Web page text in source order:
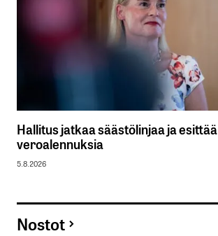
Hallitus jatkaa säästölinjaa ja esittää
veroalennuksia
5.8.2026
Nostot